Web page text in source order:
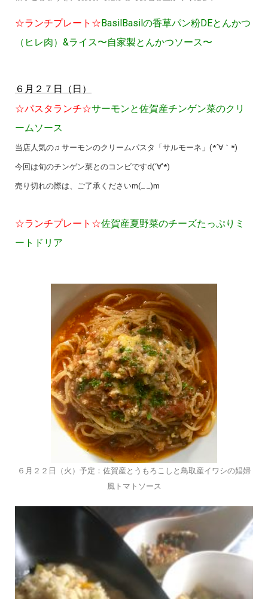
☆ランチプレート☆BasilBasilの香草パン粉DEとんかつ
（ヒレ肉）&ライス〜自家製とんかつソース〜
６月２７日（日）
☆パスタランチ☆サーモンと佐賀産チンゲン菜のクリ
ームソース
当店人気の♫ サーモンのクリームパスタ「サルモーネ」(*´∀｀*)
今回は旬のチンゲン菜とのコンビですd(‘∀’*)
売り切れの際は、ご了承くださいm(_ _)m
☆ランチプレート☆佐賀産夏野菜のチーズたっぷりミ
ートドリア
６月２２日（火）予定：佐賀産とうもろこしと鳥取産イワシの娼婦
風トマトソース